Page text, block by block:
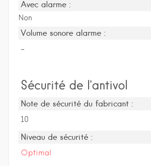
Avec alarme :
Non
Volume sonore alarme :
-
Sécurité de l’antivol
Note de sécurité du fabricant :
10
Niveau de sécurité :
Optimal